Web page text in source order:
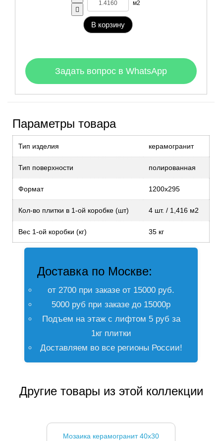
м2
В корзину
Задать вопрос в WhatsApp
Параметры товара
Тип изделия керамогранит
Тип поверхности полированная
Формат 1200х295
Кол-во плитки в 1-ой коробке (шт) 4 шт. / 1,416 м2
Вес 1-ой коробки (кг) 35 кг
Доставка по Москве:
от 2700 при заказе от 15000 руб.
5000 руб при заказе до 15000р
Подъем на этаж с лифтом 5 руб за
1кг плитки
Доставляем во все регионы России!
Другие товары из этой коллекции
Мозаика керамогранит 40x30